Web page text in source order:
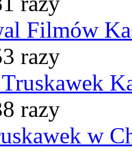
Filmów
razy
razy
w